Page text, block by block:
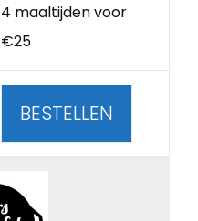
4 maaltijden voor
€25
BESTELLEN